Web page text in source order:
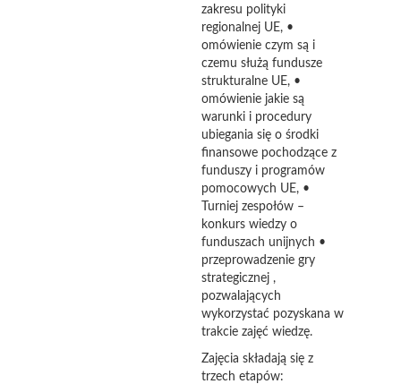
zakresu polityki
regionalnej UE, •
omówienie czym są i
czemu służą fundusze
strukturalne UE, •
omówienie jakie są
warunki i procedury
ubiegania się o środki
finansowe pochodzące z
funduszy i programów
pomocowych UE, •
Turniej zespołów –
konkurs wiedzy o
funduszach unijnych •
przeprowadzenie gry
strategicznej ,
pozwalających
wykorzystać pozyskana w
trakcie zajęć wiedzę.
Zajęcia składają się z
trzech etapów: